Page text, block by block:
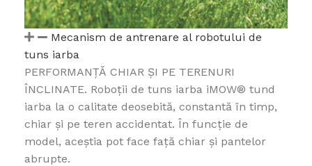
Mecanism de antrenare al robotului de
tuns iarba
PERFORMANŢĂ CHIAR ȘI PE TERENURI
ÎNCLINATE. Roboții de tuns iarba iMOW® tund
iarba la o calitate deosebită, constantă în timp,
chiar și pe teren accidentat. În funcție de
model, aceștia pot face față chiar și pantelor
abrupte.